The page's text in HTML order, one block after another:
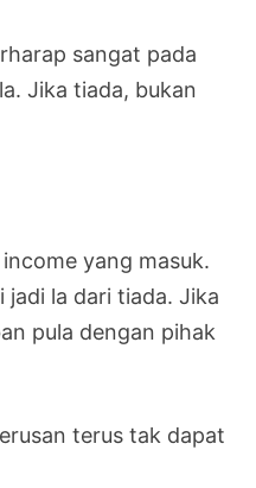
sangat pada
Jika tiada, bukan
yang masuk.
jadi la dari tiada. Jika
pula dengan pihak
terus tak dapat